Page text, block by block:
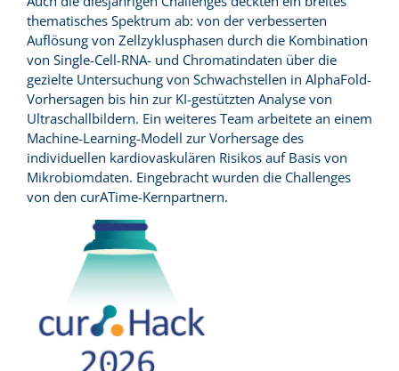
thematisches Spektrum ab: von der verbesserten
Auflösung von Zellzyklusphasen durch die Kombination
von Single-Cell-RNA- und Chromatindaten über die
gezielte Untersuchung von Schwachstellen in AlphaFold-
Vorhersagen bis hin zur KI-gestützten Analyse von
Ultraschallbildern. Ein weiteres Team arbeitete an einem
Machine-Learning-Modell zur Vorhersage des
individuellen kardiovaskulären Risikos auf Basis von
Mikrobiomdaten. Eingebracht wurden die Challenges
von den curATime-Kernpartnern.